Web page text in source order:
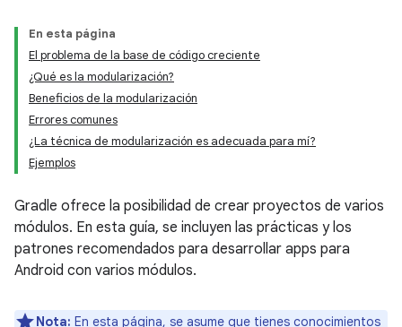
En esta página
El problema de la base de código creciente
¿Qué es la modularización?
Beneficios de la modularización
Errores comunes
¿La técnica de modularización es adecuada para mí?
Ejemplos
Gradle ofrece la posibilidad de crear proyectos de varios
módulos. En esta guía, se incluyen las prácticas y los
patrones recomendados para desarrollar apps para
Android con varios módulos.
Nota: En esta página, se asume que tienes conocimientos